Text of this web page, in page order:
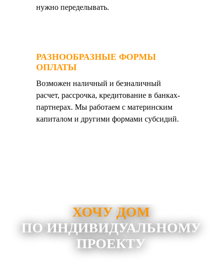
нужно переделывать.
РАЗНООБРАЗНЫЕ ФОРМЫ
ОПЛАТЫ
Возможен наличный и безналичный
расчет, рассрочка, кредитование в банках-
партнерах. Мы работаем с материнским
капиталом и другими формами субсидий.
ХОЧУ ДОМ
ПО ИНДИВИДУАЛЬНОМУ
ПРОЕКТУ